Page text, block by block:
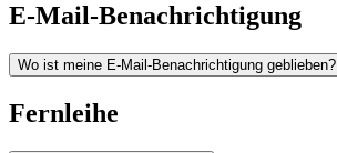
E-Mail-Benachrichtigung
Wo ist meine E-Mail-Benachrichtigung geblieben?
Fernleihe